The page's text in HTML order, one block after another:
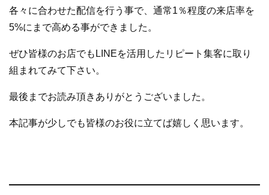
各々に合わせた配信を行う事で、通常1％程度の来店率を
5%にまで高める事ができました。
ぜひ皆様のお店でもLINEを活用したリピート集客に取り
組まれてみて下さい。
最後までお読み頂きありがとうございました。
本記事が少しでも皆様のお役に立てば嬉しく思います。